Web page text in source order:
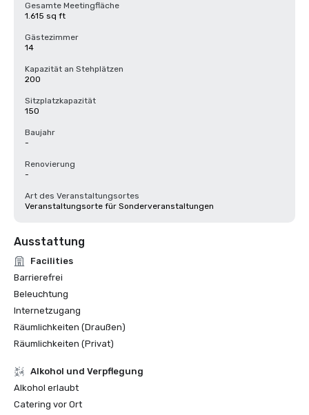
Gesamte Meetingfläche
1.615 sq ft
Gästezimmer
14
Kapazität an Stehplätzen
200
Sitzplatzkapazität
150
Baujahr
-
Renovierung
-
Art des Veranstaltungsortes
Veranstaltungsorte für Sonderveranstaltungen
Ausstattung
Facilities
Barrierefrei
Beleuchtung
Internetzugang
Räumlichkeiten (Draußen)
Räumlichkeiten (Privat)
‪Alkohol‬ und Verpflegung
‪Alkohol‬ erlaubt
Catering vor Ort